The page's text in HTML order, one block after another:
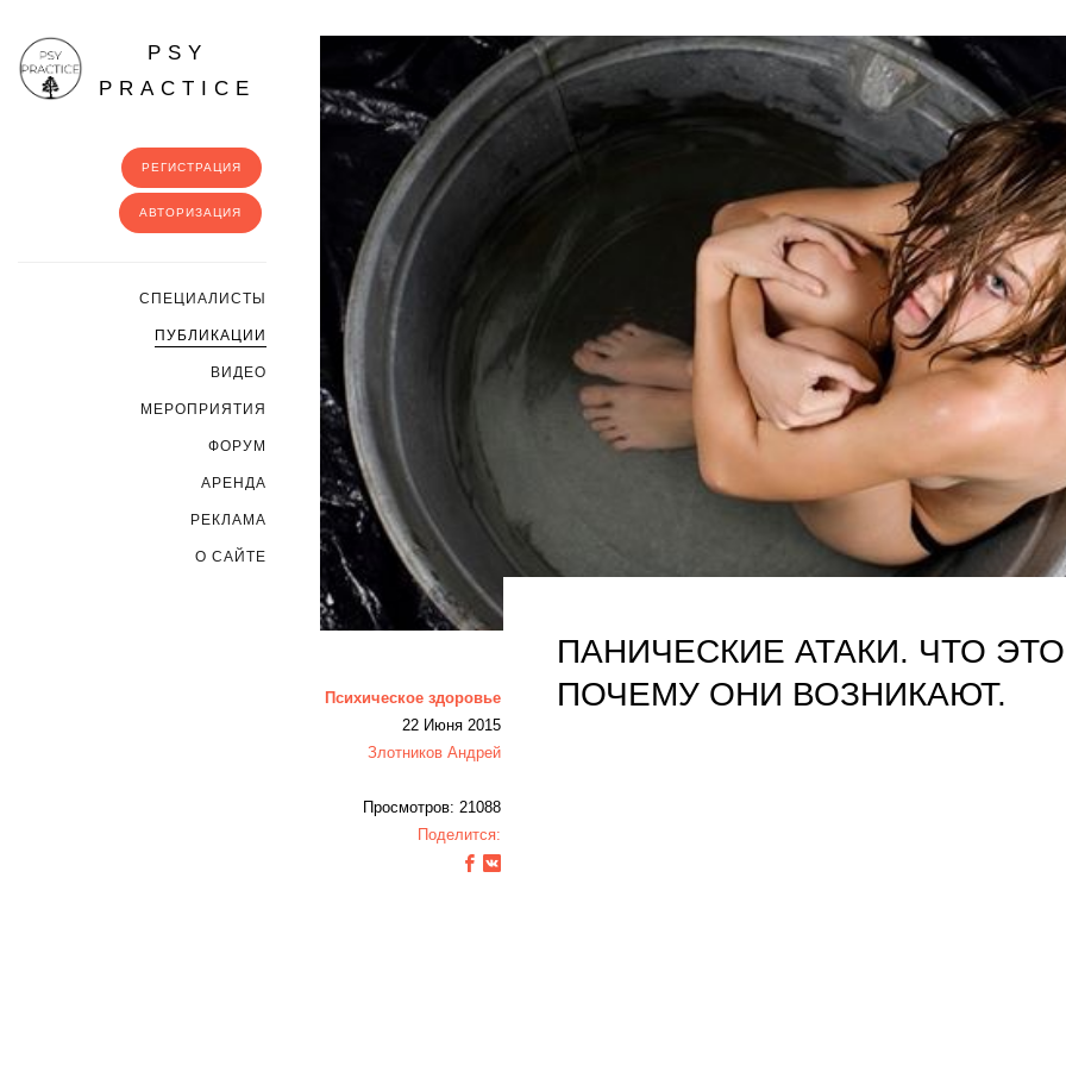
PSY
PRACTICE
РЕГИСТРАЦИЯ
АВТОРИЗАЦИЯ
CПЕЦИАЛИСТЫ
ПУБЛИКАЦИИ
ВИДЕО
МЕРОПРИЯТИЯ
ФОРУМ
АРЕНДА
РЕКЛАМА
О САЙТЕ
Психическое здоровье
22 Июня 2015
Злотников Андрей
Просмотров: 21088
Поделится:
ПАНИЧЕСКИЕ АТАКИ. ЧТО
ПОЧЕМУ ОНИ ВОЗНИКАЮТ.